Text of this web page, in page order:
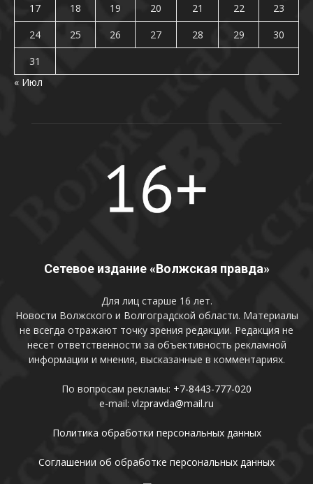
17
18 19 20 21 22
23
24
25 26 27 28 29
30
31
« Июл
Сетевое издание «Волжская правда»
Для лиц старше 16 лет.
Новости Волжского и Волгоградской области. Материалы
не всегда отражают точку зрения редакции. Редакция не
несет ответственности за объективность рекламной
информации и мнения, высказанные в комментариях.
По вопросам рекламы: +7-8443-777-020
e-mail: vlzpravda@mail.ru
Политика обработки персональных данных
Соглашении об обработке персональных данных